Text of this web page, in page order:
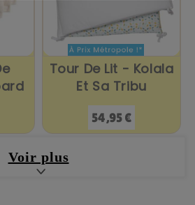
Tour De Lit - Kolala
Et Sa Tribu
Prix
54,95 €
Voir plus